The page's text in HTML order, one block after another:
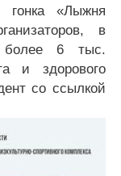
гонка «Лыжня
в
более 6 тыс.
и здорового
со ссылкой